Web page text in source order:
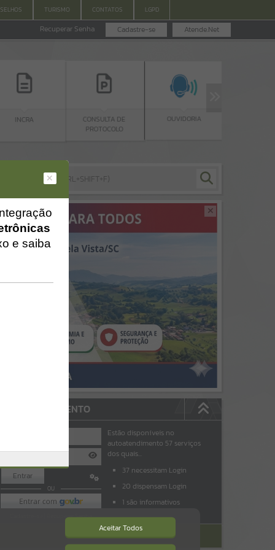
TURISMO CONTATOS LGPD
Atende.Net
Cadastre-se
Recuperar Senha
CONSULTA DE
OUVIDORIA
AUTOATENDIMENTO
Entrar
OU
Recuperar Senha
Estão disponíveis no
autoatendimento 57 serviços
dos quais...
37 necessitam Login
20 dispensam Login
1 são informativos
ACESSAR SEM LOGIN
Aceitar Todos
e saiba